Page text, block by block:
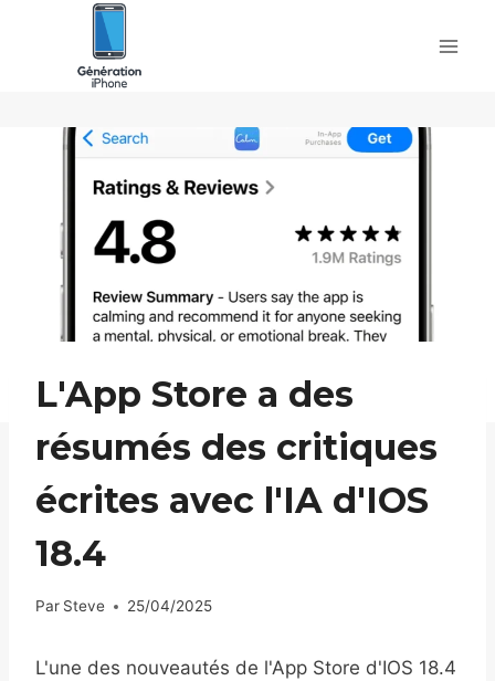
L'App Store a des
résumés des critiques
écrites avec l'IA d'IOS
18.4
Par Steve 25/04/2025
L'une des nouveautés de l'App Store d'IOS 18.4